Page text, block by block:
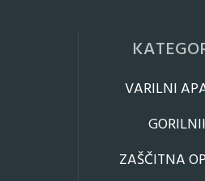
VARILNI
ZAŠČITNA